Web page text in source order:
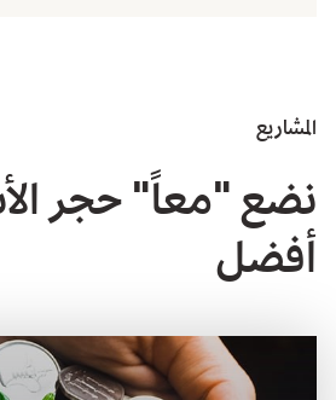
المشاريع
نضع "معاً" حجر
أفضل